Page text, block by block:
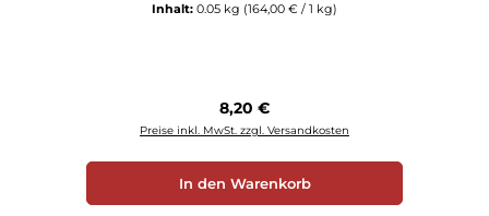
Inhalt: 0.05 kg (164,00 € / 1 kg)
Regulärer Preis:
8,20 €
Preise inkl. MwSt. zzgl. Versandkosten
In den Warenkorb